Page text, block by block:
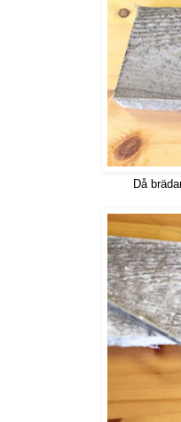
Då